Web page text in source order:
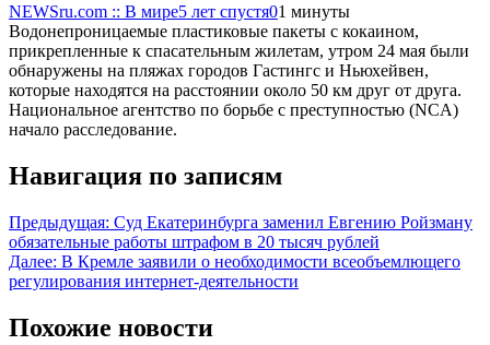
NEWSru.com :: В мире5 лет спустя01 минуты
Водонепроницаемые пластиковые пакеты с кокаином,
прикрепленные к спасательным жилетам, утром 24 мая были
обнаружены на пляжах городов Гастингс и Ньюхейвен,
которые находятся на расстоянии около 50 км друг от друга.
Национальное агентство по борьбе с преступностью (NCA)
начало расследование.
Навигация по записям
Предыдущая: Суд Екатеринбурга заменил Евгению Ройзману
обязательные работы штрафом в 20 тысяч рублей
Далее: В Кремле заявили о необходимости всеобъемлющего
регулирования интернет-деятельности
Похожие новости